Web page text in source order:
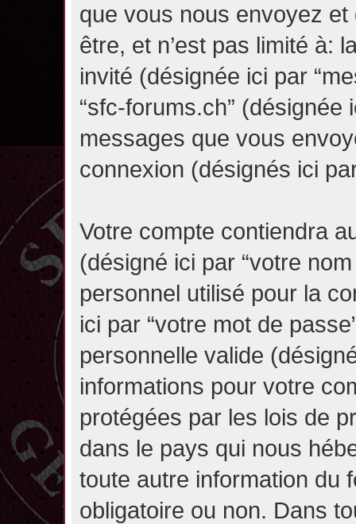
que vous nous envoyez
être, et n’est pas limité à:
invité (désignée ici par
“sfc-forums.ch” (désignée
messages que vous
connexion (désignés ici
Votre compte contiendra
(désigné ici par “votre
personnel utilisé pour la
ici par “votre mot de
personnelle valide
informations pour votre
protégées par les lois de
dans le pays qui nous
toute autre information du
obligatoire ou non. Dans